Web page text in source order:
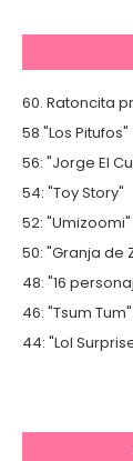
60. Ratoncita
58 "Los Pitufos"
56: "Jorge El
54: "Toy Story"
52: "Umizoomi"
50: "Granja de
48: "16
46: "Tsum Tum"
44: "Lol